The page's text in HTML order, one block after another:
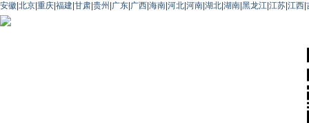
安徽 北京 重庆 福建 甘肃 贵州 广东 广西 海南 河北 河南 湖北 湖南 黑龙江 江苏 江西